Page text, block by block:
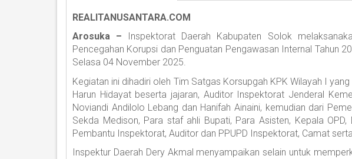
REALITANUSANTARA.COM
Arosuka – Inspektorat Daerah Kabupaten Solok
Pencegahan Korupsi dan Penguatan Pengawasan Internal Tahun
Selasa 04 November 2025.
Kegiatan ini dihadiri oleh Tim Satgas Korsupgah KPK Wilayah I
Harun Hidayat beserta jajaran, Auditor Inspektorat Jenderal
Noviandi Andilolo Lebang dan Hanifah Ainaini, kemudian dari
Sekda Medison, Para staf ahli Bupati, Para Asisten, Kepala OPD,
Pembantu Inspektorat, Auditor dan PPUPD Inspektorat, Camat
Inspektur Daerah Dery Akmal menyampaikan selain untuk